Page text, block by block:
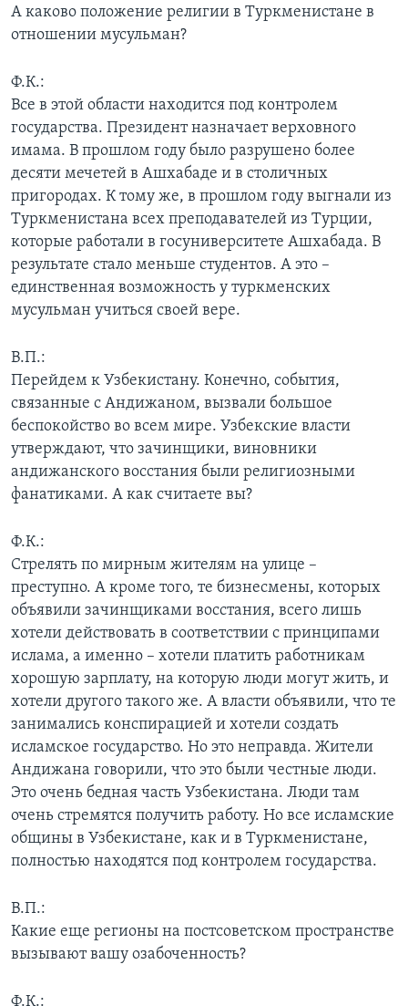
А каково положение религии в Туркменистане в
отношении мусульман?
Ф.К.:
Все в этой области находится под контролем
государства. Президент назначает верховного
имама. В прошлом году было разрушено более
десяти мечетей в Ашхабаде и в столичных
пригородах. К тому же, в прошлом году выгнали из
Туркменистана всех преподавателей из Турции,
которые работали в госуниверситете Ашхабада. В
результате стало меньше студентов. А это –
единственная возможность у туркменских
мусульман учиться своей вере.
В.П.:
Перейдем к Узбекистану. Конечно, события,
связанные с Андижаном, вызвали большое
беспокойство во всем мире. Узбекские власти
утверждают, что зачинщики, виновники
андижанского восстания были религиозными
фанатиками. А как считаете вы?
Ф.К.:
Стрелять по мирным жителям на улице –
преступно. А кроме того, те бизнесмены, которых
объявили зачинщиками восстания, всего лишь
хотели действовать в соответствии с принципами
ислама, а именно – хотели платить работникам
хорошую зарплату, на которую люди могут жить, и
хотели другого такого же. А власти объявили, что те
занимались конспирацией и хотели создать
исламское государство. Но это неправда. Жители
Андижана говорили, что это были честные люди.
Это очень бедная часть Узбекистана. Люди там
очень стремятся получить работу. Но все исламские
общины в Узбекистане, как и в Туркменистане,
полностью находятся под контролем государства.
В.П.:
Какие еще регионы на постсоветском пространстве
вызывают вашу озабоченность?
Ф.К.: